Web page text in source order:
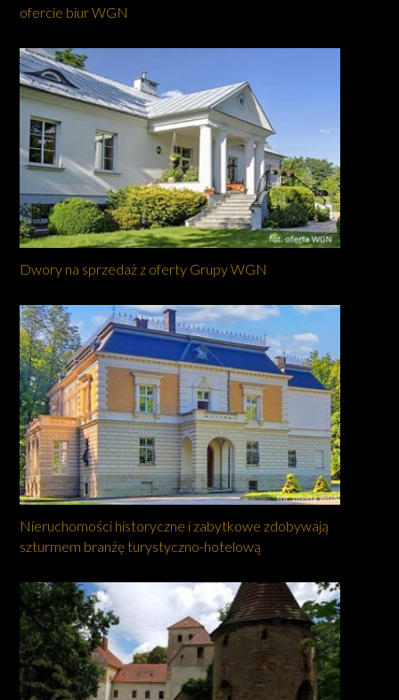
ofercie biur WGN
Dwory na sprzedaż z oferty Grupy WGN
Nieruchomości historyczne i zabytkowe zdobywają
szturmem branżę turystyczno-hotelową